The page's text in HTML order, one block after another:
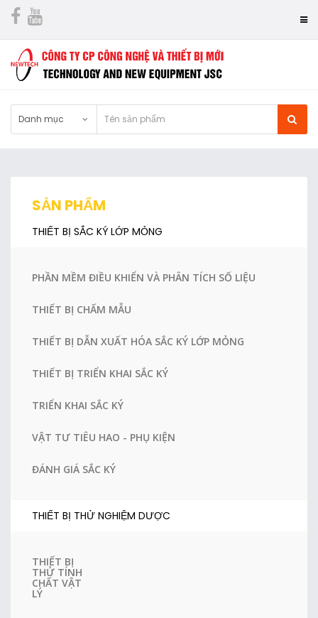
Danh mục
SẢN PHẨM
THIẾT BỊ SẮC KÝ LỚP MỎNG
PHẦN MỀM ĐIỀU KHIỂN VÀ PHÂN TÍCH SỐ LIỆU
THIẾT BỊ CHẤM MẪU
THIẾT BỊ DẪN XUẤT HÓA SẮC KÝ LỚP MỎNG
THIẾT BỊ TRIỂN KHAI SẮC KÝ
TRIỂN KHAI SẮC KÝ
VẬT TƯ TIÊU HAO - PHỤ KIỆN
ĐÁNH GIÁ SẮC KÝ
THIẾT BỊ THỬ NGHIỆM DƯỢC
THIẾT BỊ
THỬ TÍNH
CHẤT VẬT
LÝ